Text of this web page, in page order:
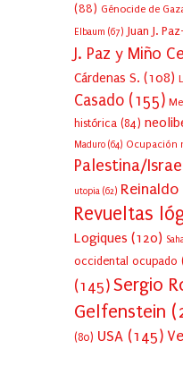
(88) Génocide de
Elbaum (67) Juan J.
J. Paz y Miño
Cárdenas S. (108)
Casado (155)
histórica (84)
Maduro (64) Ocupación
Palestina/Israel
utopia (62)
Revueltas
Logiques (120)
occidental ocupado
(145) Sergio
Gelfenstein
(80) USA (145)